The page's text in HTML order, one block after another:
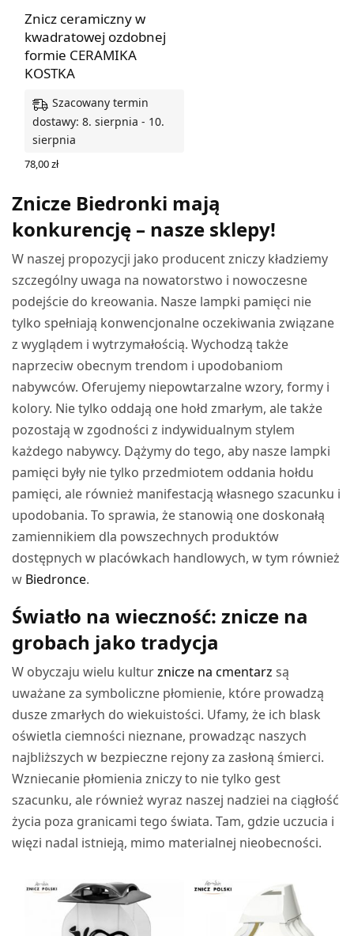
Znicz ceramiczny w
kwadratowej ozdobnej
formie CERAMIKA
KOSTKA
Szacowany termin
dostawy: 8. sierpnia - 10.
sierpnia
78,00zł
Znicze Biedronki mają
konkurencję – nasze sklepy!
W naszej propozycji jako producent zniczy kładziemy
szczególny uwaga na nowatorstwo i nowoczesne
podejście do kreowania. Nasze lampki pamięci nie
tylko spełniają konwencjonalne oczekiwania związane
z wyglądem i wytrzymałością. Wychodzą także
naprzeciw obecnym trendom i upodobaniom
nabywców. Oferujemy niepowtarzalne wzory, formy i
kolory. Nie tylko oddają one hołd zmarłym, ale także
pozostają w zgodności z indywidualnym stylem
każdego nabywcy. Dążymy do tego, aby nasze lampki
pamięci były nie tylko przedmiotem oddania hołdu
pamięci, ale również manifestacją własnego szacunku i
upodobania. To sprawia, że stanowią one doskonałą
zamiennikiem dla powszechnych produktów
dostępnych w placówkach handlowych, w tym również
w Biedronce.
Światło na wieczność: znicze na
grobach jako tradycja
W obyczaju wielu kulturznicze na cmentarz są
uważane za symboliczne płomienie, które prowadzą
dusze zmarłych do wiekuistości. Ufamy, że ich blask
oświetla ciemności nieznane, prowadząc naszych
najbliższych w bezpieczne rejony za zasłoną śmierci.
Wzniecanie płomienia zniczy to nie tylko gest
szacunku, ale również wyraz naszej nadziei na ciągłość
życia poza granicami tego świata. Tam, gdzie uczucia i
więzi nadal istnieją, mimo materialnej nieobecności.